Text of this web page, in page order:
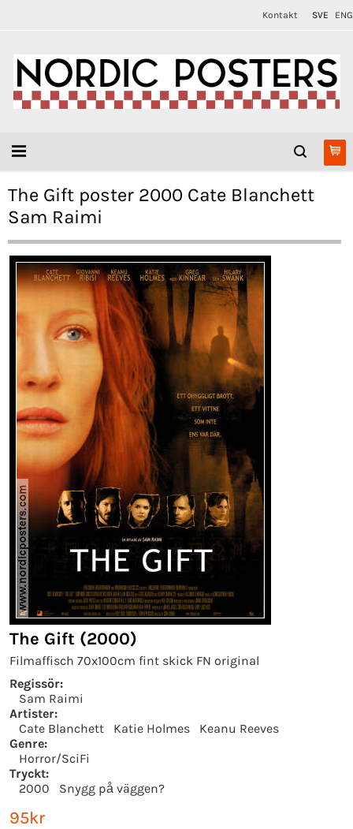
Kontakt SVE ENG
The Gift poster 2000 Cate Blanchett
Sam Raimi
The Gift (2000)
Filmaffisch 70x100cm fint skick FN original
Regissör:
Sam Raimi
Artister:
Cate Blanchett
Katie Holmes
Keanu Reeves
Genre:
Horror/SciFi
Tryckt:
2000
Snygg på väggen?
95kr